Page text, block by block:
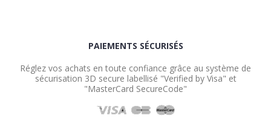
PAIEMENTS SÉCURISÉS
Réglez vos achats en toute confiance grâce au système de
sécurisation 3D secure labellisé "Verified by Visa" et
"MasterCard SecureCode"